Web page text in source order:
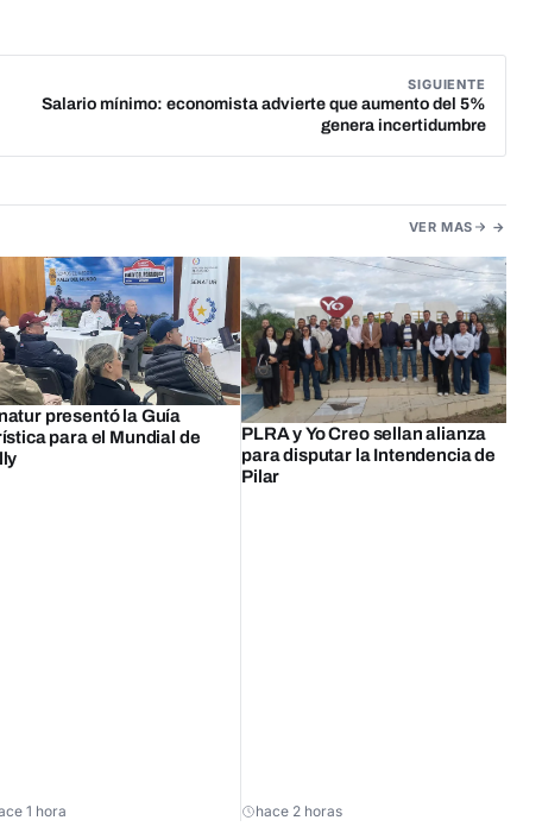
SIGUIENTE
Salario mínimo: economista advierte que aumento del 5%
genera incertidumbre
VER MAS
presentó la Guía
para el Mundial de
1 hora
PLRA y Yo Creo sellan alianza
para disputar la Intendencia de
Pilar
hace 2 horas